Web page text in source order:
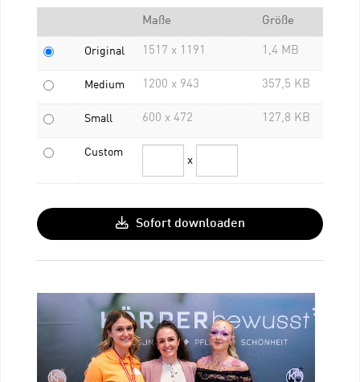
Maße Größe
Original 1517 x 1191 1,4 MB
Medium 1200 x 943 357,5 KB
Small 600 x 472 127,8 KB
Custom
x
Sofort downloaden